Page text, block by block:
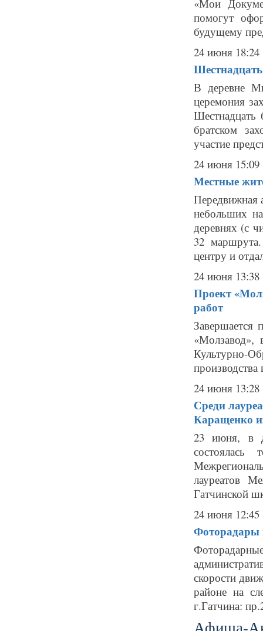
«Мои
помогут
будущему
24 июня 18:24
В деревне
церемония
братском
участие
24 июня 15:09
Местные
Передвижная
небольших
деревнях (с
32
центру и
24 июня 13:38
Проект
работ
Завершается
«Молзавод»,
Культурно-
24 июня 13:28
Среди
Каращенко
23 июня, в
состоялась
лауреатов
Гатчинской
24 июня 12:45
Фоторадары
скорости
районе на
г.Гатчина: